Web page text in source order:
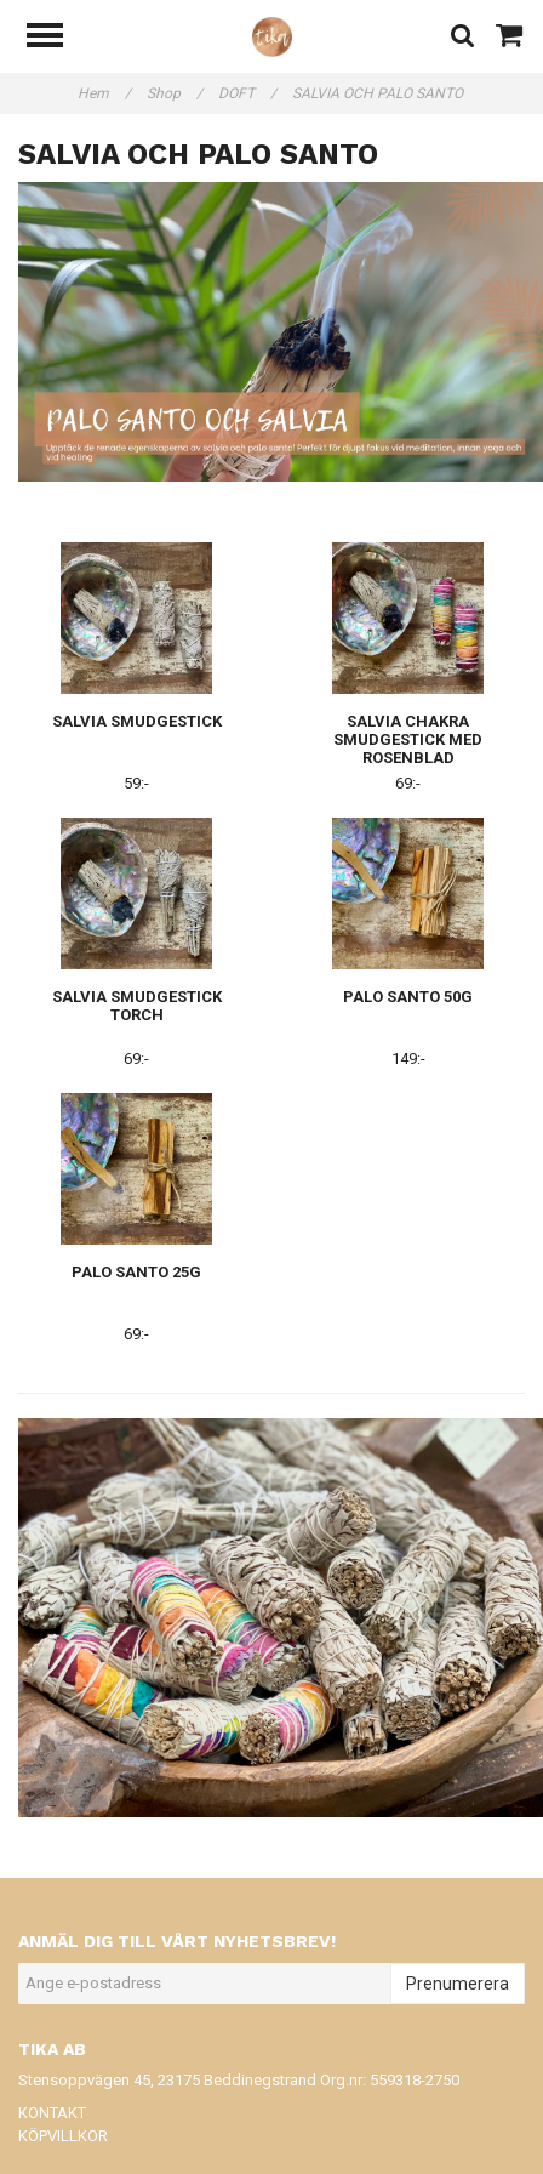
Hem / Shop / DOFT / SALVIA OCH PALO SANTO
SALVIA OCH PALO SANTO
SALVIA SMUDGESTICK
59:-
SALVIA CHAKRA
SMUDGESTICK MED
ROSENBLAD
69:-
SALVIA SMUDGESTICK
TORCH
69:-
PALO SANTO 50G
149:-
PALO SANTO 25G
69:-
ANMÄL DIG TILL VÅRT NYHETSBREV!
Prenumerera
TIKA AB
Stensoppvägen 45, 23175 Beddinegstrand Org.nr: 559318-2750
KONTAKT
KÖPVILLKOR